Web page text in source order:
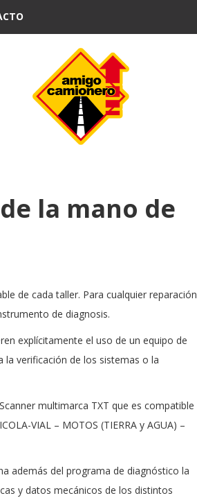
la mano de
de cada taller. Para cualquier reparación
de diagnosis.
explícitamente el uso de un equipo de
la verificación de los sistemas o la
multimarca TXT que es compatible
VIAL – MOTOS (TIERRA y AGUA) –
además del programa de diagnóstico la
y datos mecánicos de los distintos